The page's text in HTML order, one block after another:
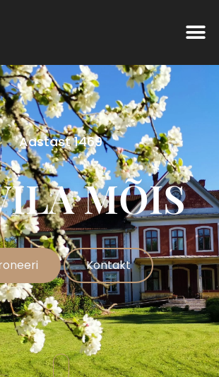
Aastast 1469
MÕIS
Kontakt